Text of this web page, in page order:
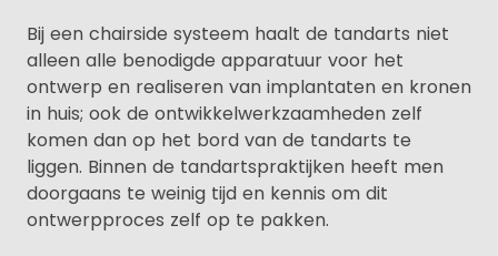
Bij een chairside systeem haalt de tandarts niet
alleen alle benodigde apparatuur voor het
ontwerp en realiseren van implantaten en kronen
in huis; ook de ontwikkelwerkzaamheden zelf
komen dan op het bord van de tandarts te
liggen. Binnen de tandartspraktijken heeft men
doorgaans te weinig tijd en kennis om dit
ontwerpproces zelf op te pakken.